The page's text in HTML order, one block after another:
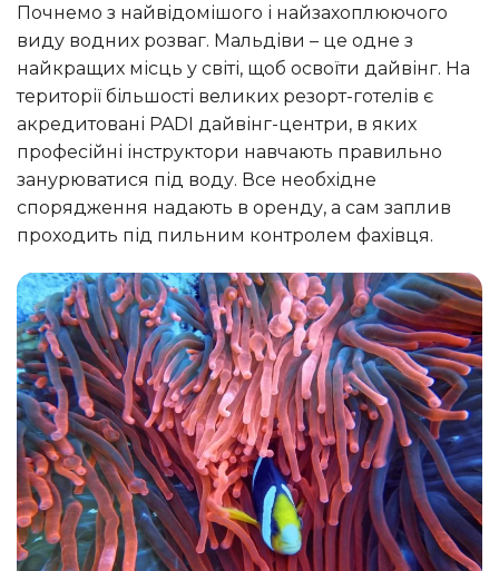
Почнемо з найвідомішого і найзахоплюючого
виду водних розваг. Мальдіви – це одне з
найкращих місць у світі, щоб освоїти дайвінг. На
території більшості великих резорт-готелів є
акредитовані PADI дайвінг-центри, в яких
професійні інструктори навчають правильно
занурюватися під воду. Все необхідне
спорядження надають в оренду, а сам заплив
проходить під пильним контролем фахівця.